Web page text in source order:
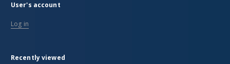
User's account
Log in
Recently viewed